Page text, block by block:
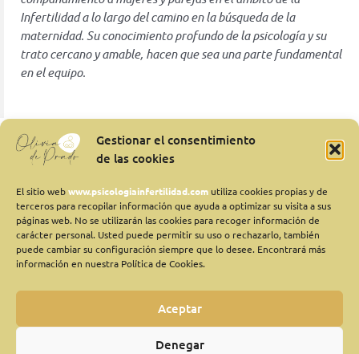
Gestionar el consentimiento
de las cookies
El sitio webwww.psicologiainfertilidad.com utiliza cookies propias y de
terceros para recopilar información que ayuda a optimizar su visita a sus
páginas web. No se utilizarán las cookies para recoger información de
carácter personal. Usted puede permitir su uso o rechazarlo, también
puede cambiar su configuración siempre que lo desee. Encontrará más
información en nuestra Política de Cookies.
Aceptar
Denegar
Infertilidad a lo largo del camino en la búsqueda de la
maternidad. Su conocimiento profundo de la psicología y su
trato cercano y amable, hacen que sea una parte fundamental
en el equipo.
Es Doctora en Psicología por la Universidad de Granada.
Oriental. Psicóloga colegiada num.AO12481.
Es miembro de laSociedad Española de Fertilidad.
Doctora en Psicología, Psicología experimental.